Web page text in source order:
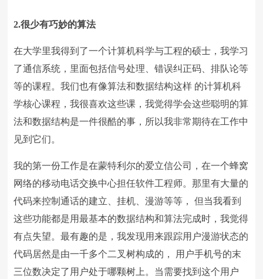
2.很少有巧妙的算法
在大学里我得到了一个计算机科学与工程的硕士，我学习
了通信系统，里面包括信号处理、错误纠正码、排队论等
等的课程。我们也有像算法和数据结构这样 的计算机科
学核心课程，我很喜欢这些课，我觉得学会这些聪明的算
法和数据结构是一件很酷的事，所以我非常期待在工作中
见到它们。
我的第一份工作是在蒙特利尔的爱立信公司，在一个蜂窝
网络的移动电话交换中心担任软件工程师。那里有大量的
代码来控制通话的建立、挂机、漫游等等， 但当我看到
这些功能都是用最基本的数据结构和算法完成时，我觉得
有点失望。最有趣的是，我发现用来跟踪用户漫游状态的
代码居然是由一千多个二叉树构成的， 用户手机号的末
三位数决定了用户处于哪颗树上。当需要找到这个用户